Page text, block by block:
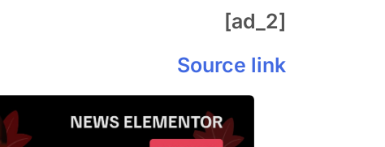
[ad_2]
Source link